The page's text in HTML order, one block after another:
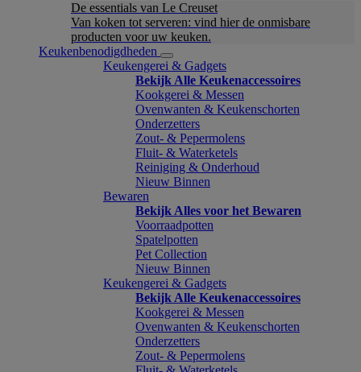
De essentials van Le Creuset
Van koken tot serveren: vind hier de onmisbare
producten voor uw keuken.
Keukenbenodigdheden
Keukengerei & Gadgets
Bekijk Alle Keukenaccessoires
Kookgerei & Messen
Ovenwanten & Keukenschorten
Onderzetters
Zout- & Pepermolens
Fluit- & Waterketels
Reiniging & Onderhoud
Nieuw Binnen
Bewaren
Bekijk Alles voor het Bewaren
Voorraadpotten
Spatelpotten
Pet Collection
Nieuw Binnen
Keukengerei & Gadgets
Bekijk Alle Keukenaccessoires
Kookgerei & Messen
Ovenwanten & Keukenschorten
Onderzetters
Zout- & Pepermolens